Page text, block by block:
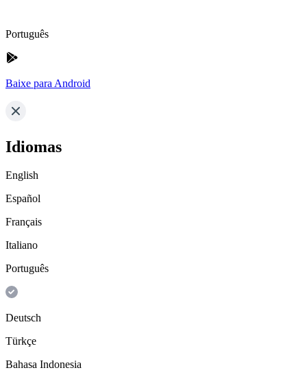
Português
Baixe para Android
Idiomas
English
Español
Français
Italiano
Português
Deutsch
Türkçe
Bahasa Indonesia